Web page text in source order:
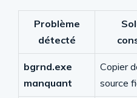
Problème
détecté
bgrnd.exe
manquant
Copier
source